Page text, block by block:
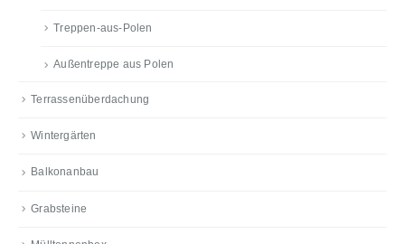
Treppen-aus-Polen
Außentreppe aus Polen
Terrassenüberdachung
Wintergärten
Balkonanbau
Grabsteine